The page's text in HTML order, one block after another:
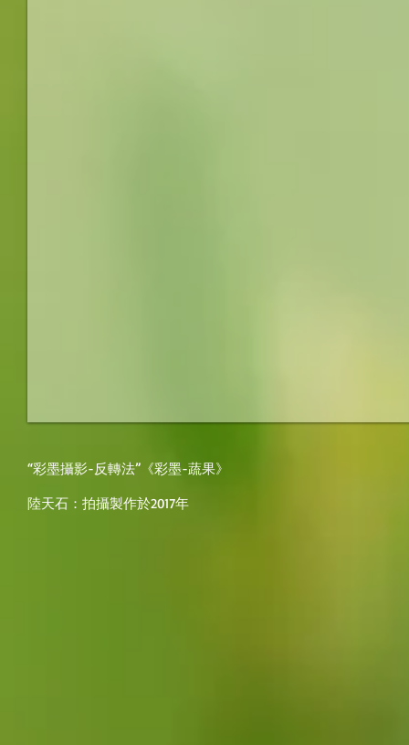
“彩墨攝影-反轉法”《彩墨-蔬果》
陸天石：拍攝製作於2017年